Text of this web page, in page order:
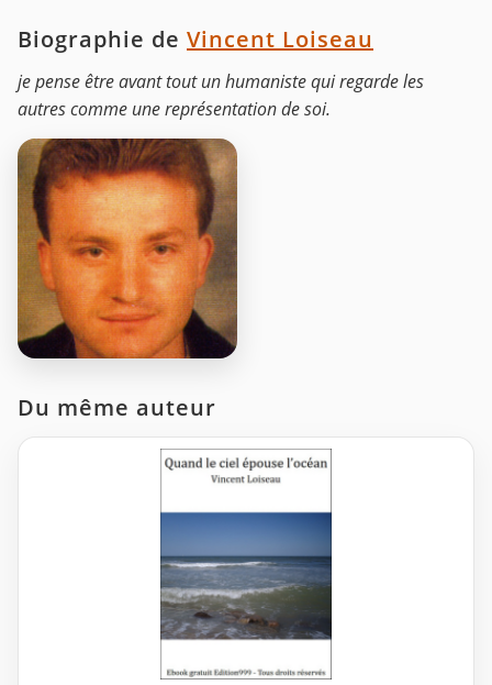
Biographie de Vincent Loiseau
je pense être avant tout un humaniste qui regarde les
autres comme une représentation de soi.
Du même auteur